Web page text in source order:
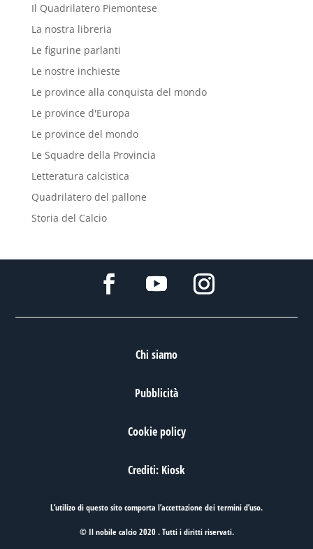
Il Quadrilatero Piemontese
La nostra libreria
Le figurine parlanti
Le nostre inchieste
Le province alla conquista del mondo
Le province d'Europa
Le province del mondo
Le Squadre della Provincia
Letteratura calcistica
Quadrilatero del pallone
Storia del Calcio
Chi siamo
Pubblicità
Cookie policy
Crediti: Kiosk
L’utilizo di questo sito comporta l’accettazione deitermini d’uso.
© Il nobile calcio 2020 . Tutti i diritti riservati.